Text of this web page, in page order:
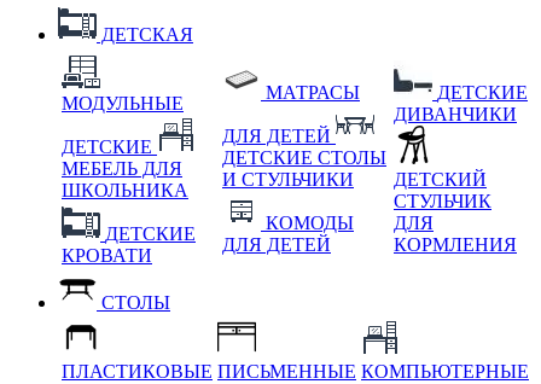
ДЕТСКАЯ
МОДУЛЬНЫЕ
ДЕТСКИЕ
МЕБЕЛЬ ДЛЯ
ШКОЛЬНИКА
ДЕТСКИЕ
КРОВАТИ
МАТРАСЫ
ДЛЯ ДЕТЕЙ
ДЕТСКИЕ СТОЛЫ
И СТУЛЬЧИКИ
КОМОДЫ
ДЛЯ ДЕТЕЙ
ДЕТСКИЕ
ДИВАНЧИКИ
ДЕТСКИЙ
СТУЛЬЧИК
ДЛЯ
КОРМЛЕНИЯ
СТОЛЫ
ПЛАСТИКОВЫЕ ПИСЬМЕННЫЕ КОМПЬЮТЕРНЫЕ